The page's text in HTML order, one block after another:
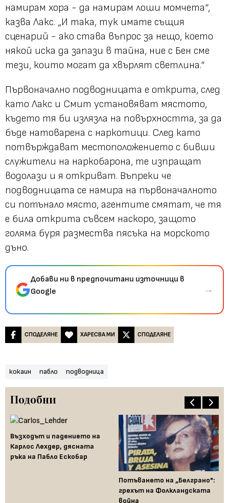
намирам хора - да намирам лоши момчета“,
казва Лакс. „И така, тук имате същия
сценарий - ако става въпрос за нещо, което
някой иска да запази в тайна, ние с Бен сме
тези, които могат да хвърлят светлина.“
Първоначално подводницата е открита, след
като Лакс и Смит установяват мястото,
където тя би излязла на повърхността, за да
бъде натоварена с наркотици. След като
потвърждават местоположението с бивши
служители на наркобарона, те изпращат
водолази и я откриват. Въпреки че
подводницата се намира на първоначалното
си потънало място, агентите смятат, че тя
е била открита съвсем наскоро, защото
голяма буря размества пясъка на морското
дъно.
Добави ни в предпочитани източници в
Google
→
СПОДЕЛЯНЕ ХАРЕСВА МИ СПОДЕЛЯНЕ
кокаин пабло подводница
Подобни
Възходът и падението на
Карлос Лехдер, дясната
ръка на Пабло Ескобар
Потъването на „Белграно":
грехът на Фолкландската
война